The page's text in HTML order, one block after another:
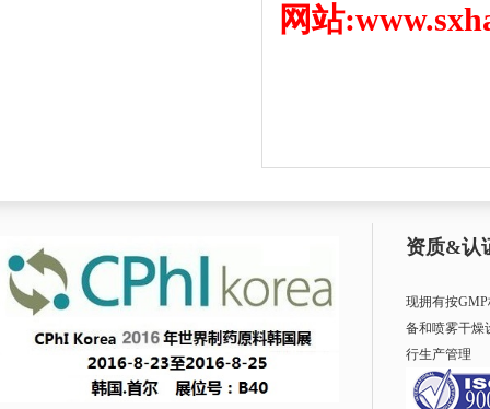
网站
资质&认
现拥有按
备和喷雾干燥
行生产管理